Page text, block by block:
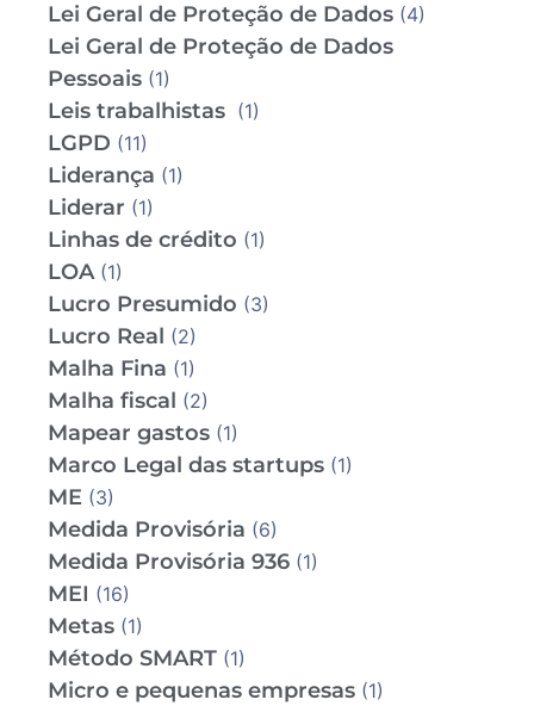
Lei Geral de Proteção de Dados (4)
Lei Geral de Proteção de Dados
Pessoais (1)
Leis trabalhistas (1)
LGPD (11)
Liderança (1)
Liderar (1)
Linhas de crédito (1)
LOA(1)
Lucro Presumido (3)
Lucro Real (2)
Malha Fina (1)
Malha fiscal (2)
Mapear gastos (1)
Marco Legal das startups (1)
ME (3)
Medida Provisória (6)
Medida Provisória 936 (1)
MEI (16)
Metas (1)
Método SMART (1)
Micro e pequenas empresas (1)